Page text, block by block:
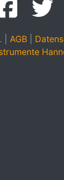
AGB|